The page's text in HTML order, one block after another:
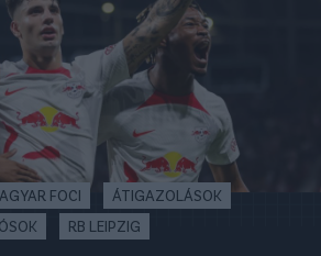
FOCI
ÁTIGAZOLÁSOK
RB LEIPZIG